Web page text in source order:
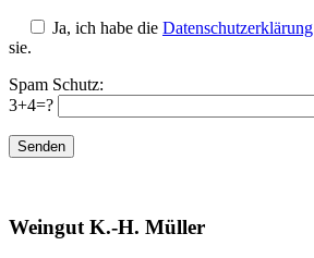
Ja, ich habe die Datenschutzerklärung
sie.
Spam Schutz:
3+4=?
Weingut K.-H. Müller